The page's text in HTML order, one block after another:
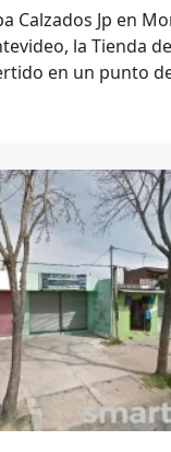
Jp en
la Tienda
en un punto